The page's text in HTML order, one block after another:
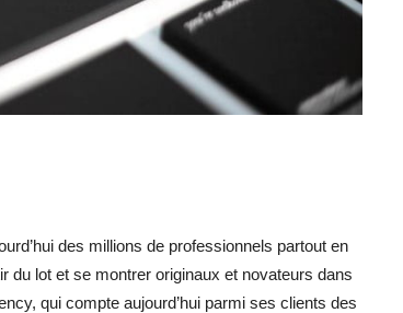
des millions de professionnels partout en
du lot et se montrer originaux et novateurs dans
qui compte aujourd’hui parmi ses clients des